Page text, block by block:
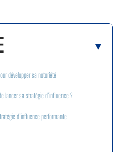
développer sa notoriété
lancer sa stratégie d’influence ?
d’influence performante